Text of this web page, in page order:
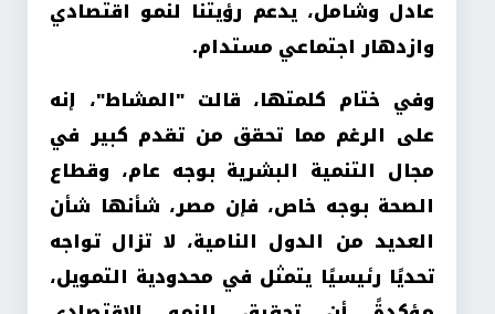
عادل وشامل، يدعم رؤيتنا لنمو اقتصادي
وازدهار اجتماعي مستدام.
وفي ختام كلمتها، قالت "المشاط"، إنه
على الرغم مما تحقق من تقدم كبير في
مجال التنمية البشرية بوجه عام، وقطاع
الصحة بوجه خاص، فإن مصر، شأنها شأن
العديد من الدول النامية، لا تزال تواجه
تحديًا رئيسيًا يتمثل في محدودية التمويل،